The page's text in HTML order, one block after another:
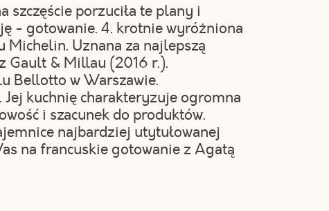
szczęście porzuciła te plany i
- gotowanie. 4. krotnie wyróżniona
Uznana za najlepszą
Gault & Millau (2016 r.).
Bellotto w Warszawie.
kuchnię charakteryzuje ogromna
i szacunek do produktów.
najbardziej utytułowanej
na francuskie gotowanie z Agatą